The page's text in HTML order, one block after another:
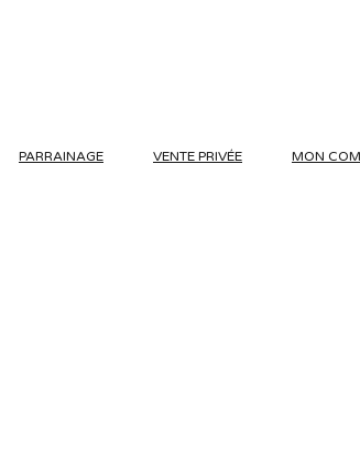
PARRAINAGE VENTE PRIVÉE MON